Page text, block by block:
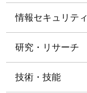
情報セキュリティ
研究・リサーチ
技術・技能